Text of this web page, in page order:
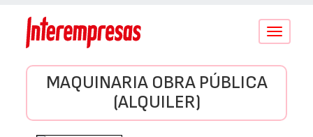
Conmutar
MAQUINARIA OBRA PÚBLICA
(ALQUILER)